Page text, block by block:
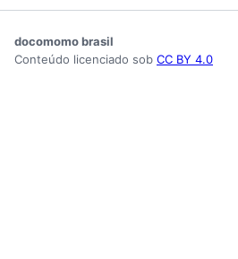
docomomo brasil
Conteúdo licenciado sob CC BY 4.0